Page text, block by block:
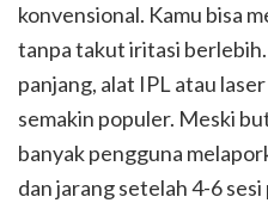
konvensional. Kamu bisa
tanpa takut iritasi
panjang, alat IPL atau
semakin populer. Meski
banyak pengguna
dan jarang setelah 4-6